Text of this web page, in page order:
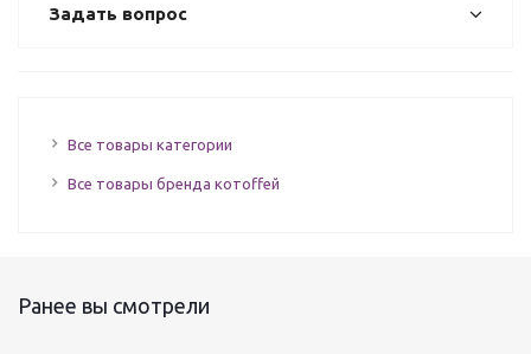
Задать вопрос
Все товары категории
Все товары бренда котоffей
Ранее вы смотрели